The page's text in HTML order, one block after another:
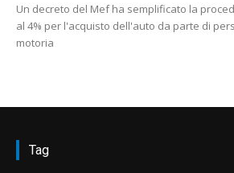
Un decreto del Mef ha semplificato la
al 4% per l'acquisto dell'auto da parte di
motoria
Tag